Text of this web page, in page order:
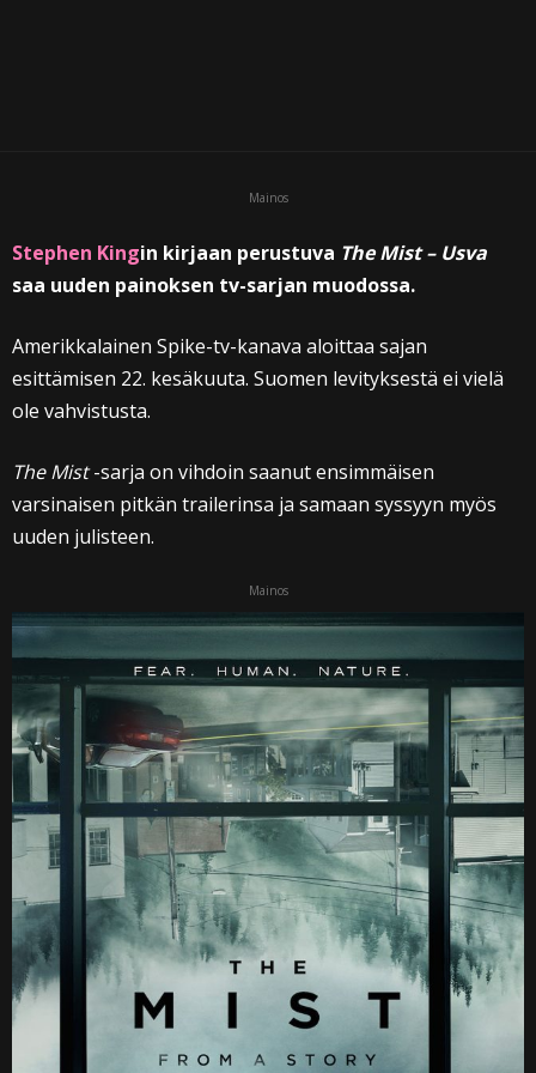
Mainos
Stephen Kingin kirjaan perustuva The Mist – Usva
saa uuden painoksen tv-sarjan muodossa.
Amerikkalainen Spike-tv-kanava aloittaa sajan
esittämisen 22. kesäkuuta. Suomen levityksestä ei vielä
ole vahvistusta.
The Mist-sarja on vihdoin saanut ensimmäisen
varsinaisen pitkän trailerinsa ja samaan syssyyn myös
uuden julisteen.
Mainos